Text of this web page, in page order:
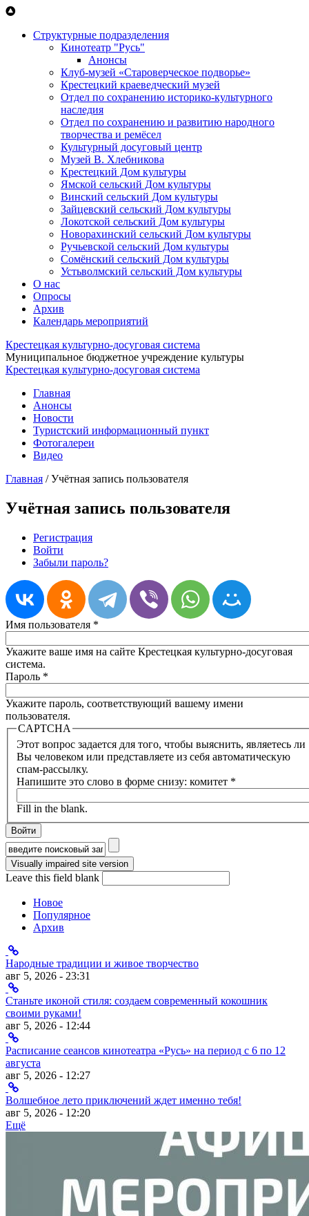
Перейти к основному содержанию
Структурные подразделения
Кинотеатр "Русь"
Анонсы
Клуб-музей «Староверческое подворье»
Крестецкий краеведческий музей
Отдел по сохранению историко-культурного
наследия
Отдел по сохранению и развитию народного
творчества и ремёсел
Культурный досуговый центр
Музей В. Хлебникова
Крестецкий Дом культуры
Ямской сельский Дом культуры
Винский сельский Дом культуры
Зайцевский сельский Дом культуры
Локотской сельский Дом культуры
Новорахинский сельский Дом культуры
Ручьевской сельский Дом культуры
Сомёнский сельский Дом культуры
Устьволмский сельский Дом культуры
О нас
Опросы
Архив
Календарь мероприятий
Крестецкая культурно-досуговая система
Муниципальное бюджетное учреждение культуры
Крестецкая культурно-досуговая система
Главная
Анонсы
Новости
Туристский информационный пункт
Фотогалереи
Видео
Главная /Учётная запись пользователя
Учётная запись пользователя
Главные вкладки
Регистрация
Войти
Забыли пароль?
Имя пользователя *
Укажите ваше имя на сайте Крестецкая культурно-досуговая
система.
Пароль *
Укажите пароль, соответствующий вашему имени
пользователя.
CAPTCHA
Этот вопрос задается для того, чтобы выяснить, являетесь ли
Вы человеком или представляете из себя автоматическую
спам-рассылку.
Напишите это слово в форме снизу: комитет *
Fill in the blank.
Форма поиска
Leave this field blank
Новое
Популярное
Архив
Народные традиции и живое творчество
авг 5, 2026 - 23:31
Станьте иконой стиля: создаем современный кокошник
своими руками!
авг 5, 2026 - 12:44
Расписание сеансов кинотеатра «Русь» на период с 6 по 12
августа
авг 5, 2026 - 12:27
Волшебное лето приключений ждет именно тебя!
авг 5, 2026 - 12:20
Ещё